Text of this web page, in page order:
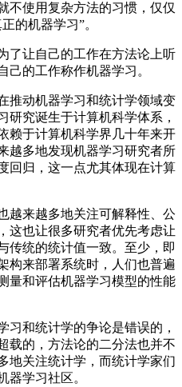
不使用复杂方法的习惯，仅仅
的机器学习”。
让自己的工作在方法论上听
己的工作称作机器学习。
动机器学习和统计学领域变
研究诞生于计算机科学体系，
赖于计算机科学界几十年来开
越多地发现机器学习研究者所
回归，这一点尤其体现在计算
来越多地关注可解释性、公
这也让很多研究者优先考虑让
传统的统计值一致。至少，即
构来部署系统时，人们也普遍
量和评估机器学习模型的性能
和统计学的争论是错误的，
载的，方法论的二分法也并不
地关注统计学，而统计学家们
器学习社区。